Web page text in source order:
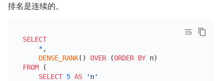
排名是连续的。
SELECT
*,
DENSE_RANK() OVER (ORDER BY
FROM (
SELECT 5 AS
'n'